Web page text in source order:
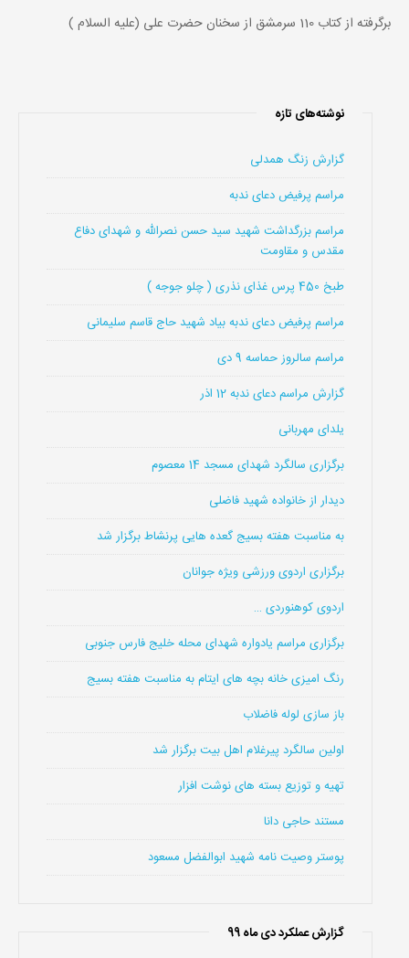
برگرفته از کتاب 110 سرمشق از سخنان حضرت علی (علیه السلام )
نوشته‌های تازه
گزارش زنگ همدلی
مراسم پرفیض دعای ندبه
مراسم بزرگداشت شهید سید حسن نصرالله و شهدای دفاع
مقدس و مقاومت
طبخ 450 پرس غذای نذری ( چلو جوجه )
مراسم پرفیض دعای ندبه بیاد شهید حاج قاسم سلیمانی
مراسم سالروز حماسه 9 دی
گزارش مراسم دعای ندبه 12 اذر
یلدای مهربانی
برگزاری سالگرد شهدای مسجد 14 معصوم
دیدار از خانواده شهید فاضلی
به مناسبت هفته بسیج گعده هایی پرنشاط برگزار شد
برگزاری اردوی ورزشی ویژه جوانان
اردوی کوهنوردی …
برگزاری مراسم یادواره شهدای محله خلیج فارس جنوبی
رنگ امیزی خانه بچه های ایتام به مناسبت هفته بسیج
باز سازی لوله فاضلاب
اولین سالگرد پیرغلام اهل بیت برگزار شد
تهیه و توزیع بسته های نوشت افزار
مستند حاجی دانا
پوستر وصیت نامه شهید ابوالفضل مسعود
گزارش عملکرد دی ماه 99